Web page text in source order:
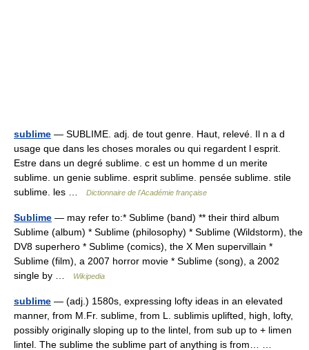
sublime — SUBLIME. adj. de tout genre. Haut, relevé. Il n a d
usage que dans les choses morales ou qui regardent l esprit.
Estre dans un degré sublime. c est un homme d un merite
sublime. un genie sublime. esprit sublime. pensée sublime. stile
sublime. les …
Dictionnaire de l'Académie française
Sublime — may refer to:* Sublime (band) ** their third album
Sublime (album) * Sublime (philosophy) * Sublime (Wildstorm), the
DV8 superhero * Sublime (comics), the X Men supervillain *
Sublime (film), a 2007 horror movie * Sublime (song), a 2002
single by …
Wikipedia
sublime — (adj.) 1580s, expressing lofty ideas in an elevated
manner, from M.Fr. sublime, from L. sublimis uplifted, high, lofty,
possibly originally sloping up to the lintel, from sub up to + limen
lintel. The sublime the sublime part of anything is from… …